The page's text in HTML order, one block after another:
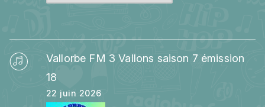
Vallorbe FM 3 Vallons saison 7 émission
18
22 juin 2026